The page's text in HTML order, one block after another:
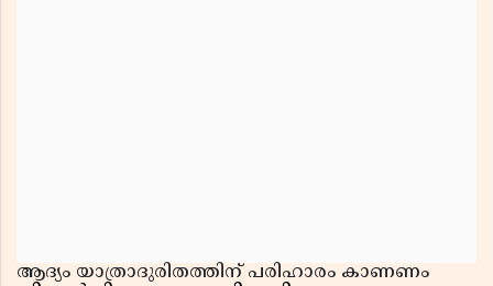
ആദ്യം യാത്രാദുരിതത്തിന് പരിഹാരം കാണണം